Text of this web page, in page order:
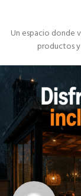
Un espacio donde
productos